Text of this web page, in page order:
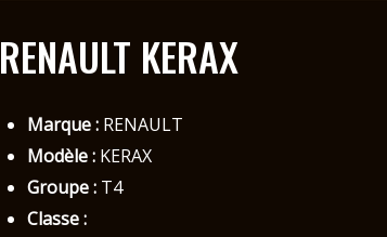
RENAULT KERAX
Marque :RENAULT
Modèle :KERAX
Groupe :T4
Classe :